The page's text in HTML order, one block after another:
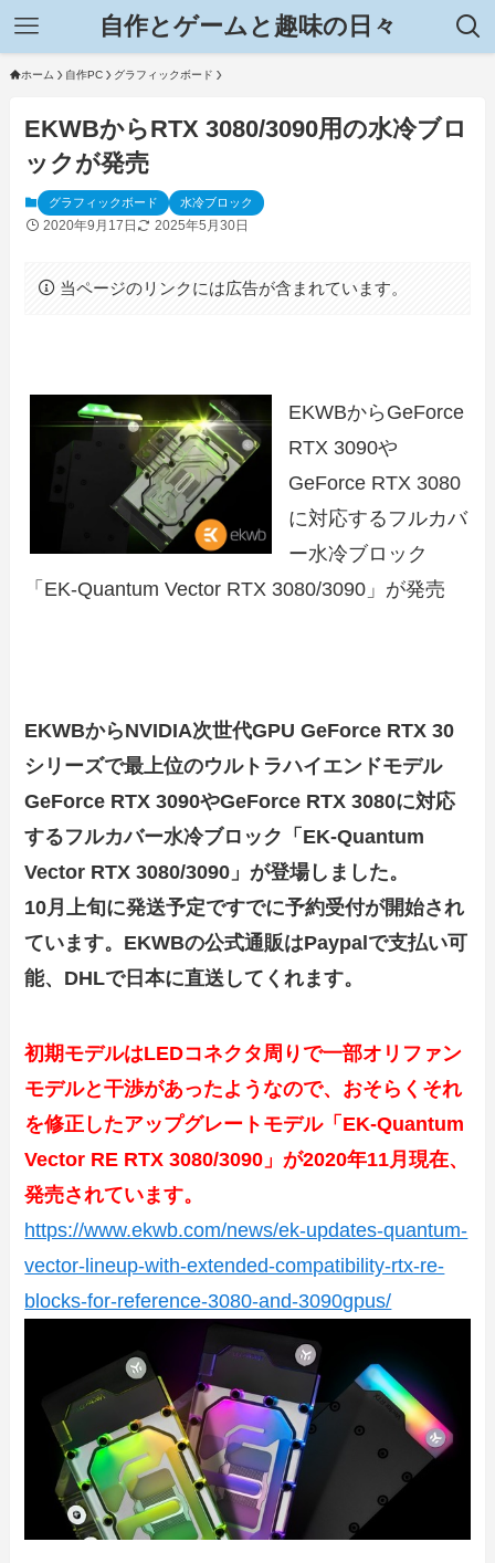
自作とゲームと趣味の日々
ホーム 自作PC グラフィックボード
EKWBからRTX 3080/3090用の水冷ブロ
ックが発売
グラフィックボード 水冷ブロック
2020年9月17日 2025年5月30日
当ページのリンクには広告が含まれています。
EKWBからGeForce
RTX 3090や
GeForce RTX 3080
に対応するフルカバ
ー水冷ブロック
「EK-Quantum Vector RTX 3080/3090」が発売
EKWBからNVIDIA次世代GPU GeForce RTX 30
シリーズで最上位のウルトラハイエンドモデル
GeForce RTX 3090やGeForce RTX 3080に対応
するフルカバー水冷ブロック「EK-Quantum
Vector RTX 3080/3090」が登場しました。
10月上旬に発送予定ですでに予約受付が開始され
ています。EKWBの公式通販はPaypalで支払い可
能、DHLで日本に直送してくれます。
初期モデルはLEDコネクタ周りで一部オリファン
モデルと干渉があったようなので、おそらくそれ
を修正したアップグレートモデル「EK-Quantum
Vector RE RTX 3080/3090」が2020年11月現在、
発売されています。
https://www.ekwb.com/news/ek-updates-quantum-
vector-lineup-with-extended-compatibility-rtx-re-
blocks-for-reference-3080-and-3090gpus/